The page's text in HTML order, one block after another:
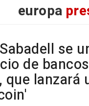
europa
se
de
que lanzará